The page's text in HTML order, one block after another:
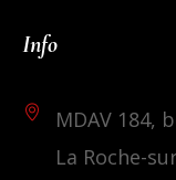
Info
MDAV 184,
La Roche-